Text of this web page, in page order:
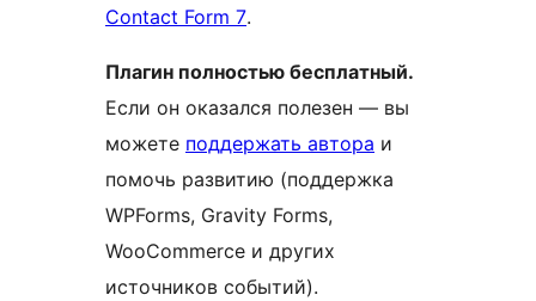
Contact Form 7.
Плагин полностью бесплатный.
Если он оказался полезен — вы
можете поддержать автора и
помочь развитию (поддержка
WPForms, Gravity Forms,
WooCommerce и других
источников событий).